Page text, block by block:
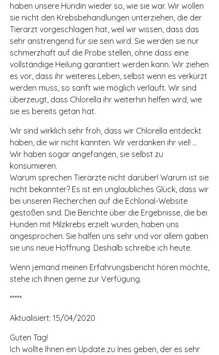
haben unsere Hündin wieder so, wie sie war. Wir wollen
sie nicht den Krebsbehandlungen unterziehen, die der
Tierarzt vorgeschlagen hat, weil wir wissen, dass das
sehr anstrengend für sie sein wird. Sie werden sie nur
schmerzhaft auf die Probe stellen, ohne dass eine
vollständige Heilung garantiert werden kann. Wir ziehen
es vor, dass ihr weiteres Leben, selbst wenn es verkürzt
werden muss, so sanft wie möglich verläuft. Wir sind
überzeugt, dass Chlorella ihr weiterhin helfen wird, wie
sie es bereits getan hat.
Wir sind wirklich sehr froh, dass wir Chlorella entdeckt
haben, die wir nicht kannten. Wir verdanken ihr viel! …
Wir haben sogar angefangen, sie selbst zu
konsumieren.
Warum sprechen Tierärzte nicht darüber! Warum ist sie
nicht bekannter? Es ist ein unglaubliches Glück, dass wir
bei unseren Recherchen auf die Echlorial-Website
gestoßen sind. Die Berichte über die Ergebnisse, die bei
Hunden mit Milzkrebs erzielt wurden, haben uns
angesprochen. Sie halfen uns sehr und vor allem gaben
sie uns neue Hoffnung. Deshalb schreibe ich heute.
Wenn jemand meinen Erfahrungsbericht hören möchte,
stehe ich Ihnen gerne zur Verfügung.
*****
Aktualisiert: 15/04/2020
Guten Tag!
Ich wollte Ihnen ein Update zu Ines geben, der es sehr